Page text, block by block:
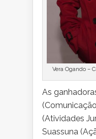
Vera Ogando –
As
(Atividades
Suassuna